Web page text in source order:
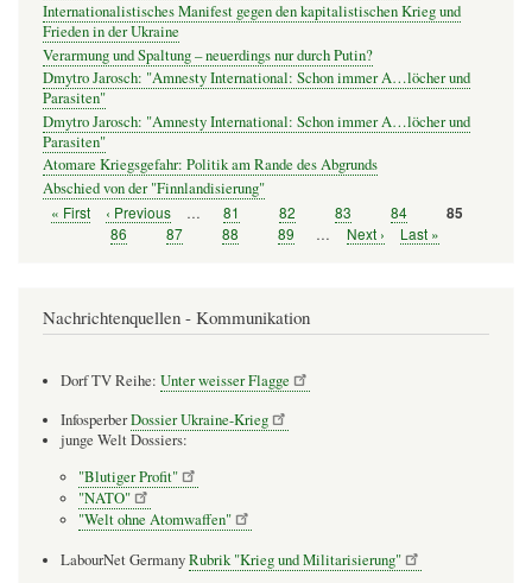
Internationalistisches Manifest gegen den kapitalistischen Krieg und
Frieden in der Ukraine
Verarmung und Spaltung – neuerdings nur durch Putin?
Dmytro Jarosch: "Amnesty International: Schon immer A…löcher und
Parasiten"
Dmytro Jarosch: "Amnesty International: Schon immer A…löcher und
Parasiten"
Atomare Kriegsgefahr: Politik am Rande des Abgrunds
Abschied von der "Finnlandisierung"
Seitennummerierung
Erste
« First
Vorherige
Seite
‹ Previous … Seite
81 Seite
82 Seite
83 Seite
84 Seite
85
Seite
86 Seite
87 Seite
88 Seite
89 …
Nächste
Next ›
Letzte
Last »
Nachrichtenquellen - Kommunikation
Dorf TV Reihe: Unter weisser Flagge
InfosperberDossier Ukraine-Krieg
junge Welt Dossiers:
"Blutiger Profit"
"NATO"
"Welt ohne Atomwaffen"
LabourNet GermanyRubrik "Krieg und Militarisierung"